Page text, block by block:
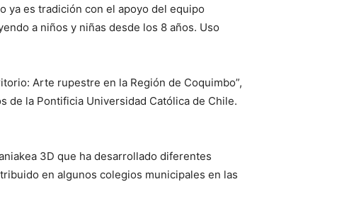
ya es tradición con el apoyo del equipo
a niños y niñas desde los 8 años. Uso
Arte rupestre en la Región de Coquimbo”,
de la Pontificia Universidad Católica de Chile.
3D que ha desarrollado diferentes
en algunos colegios municipales en las